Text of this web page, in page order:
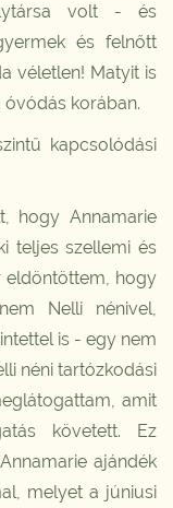
volt - és
és felnőtt
véletlen! Matyit is
óvódás korában.
kapcsolódási
hogy Annamarie
teljes szellemi és
eldöntöttem, hogy
Nelli nénivel,
is - egy nem
néni tartózkodási
amit
követett. Ez
ajándék
melyet a júniusi